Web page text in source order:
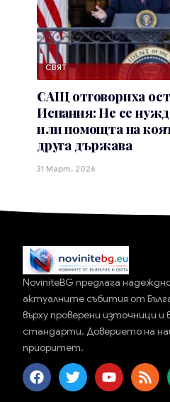
СВЯТ
САЩ отговориха
Испания: Не се
или помощта на
друга държава
31 Март, 2026
NoviniteBG предлага
актуалните събития от
върху проверени източници
стандарти. Доверието на
приоритет.